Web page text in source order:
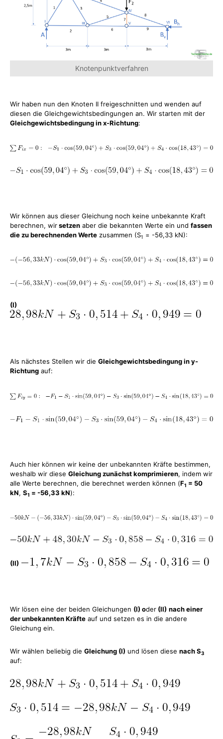
Knotenpunktverfahren
Wir haben nun den Knoten II freigeschnitten und wenden auf
diesen die Gleichgewichtsbedingungen an. Wir starten mit der
Gleichgewichtsbedingung in x-Richtung:
Wir können aus dieser Gleichung noch keine unbekannte Kraft
berechnen, wirsetzen aber die bekannten Werte ein und fassen
die zu berechnenden Werte zusammen (S1 = -56,33 kN):
(I)
Als nächstes Stellen wir die Gleichgewichtsbedingung in y-
Richtung auf:
Auch hier können wir keine der unbekannten Kräfte bestimmen,
weshalb wir diese Gleichung zunächst komprimieren, indem wir
alle Werte berechnen, die berechnet werden können (F1 = 50
kN, S1 = -56,33 kN):
(II)
Wir lösen eine der beiden Gleichungen (I) oder (II) nach einer
der unbekannten Kräfte auf und setzen es in die andere
Gleichung ein.
Wir wählen beliebig die Gleichung (I) und lösen diese nach S3
auf: